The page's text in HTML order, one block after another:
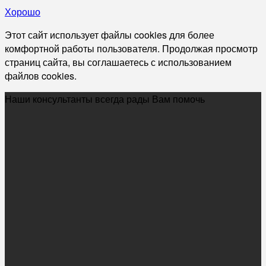
Хорошо
Этот сайт использует файлы cookies для более
комфортной работы пользователя. Продолжая просмотр
страниц сайта, вы соглашаетесь с использованием
файлов cookies.
Наши консультанты всегда рады Вам помочь